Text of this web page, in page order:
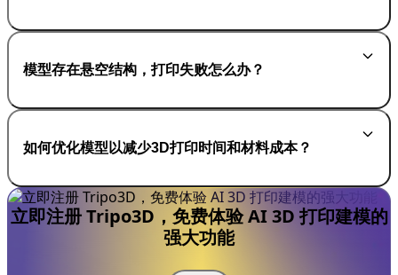
模型存在悬空结构，打印失败怎么办？
如何优化模型以减少3D打印时间和材料成本？
立即注册 Tripo3D，免费体验 AI 3D 打印建模的
强大功能